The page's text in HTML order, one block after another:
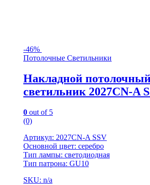
-46%
Потолочные Светильники
Накладной
светильник 2027CN-A
0 out of 5
(0)
Артикул: 2027CN-A SSV
Основной цвет: серебро
Тип лампы: светодиодная
Тип патрона: GU10
SKU: n/a